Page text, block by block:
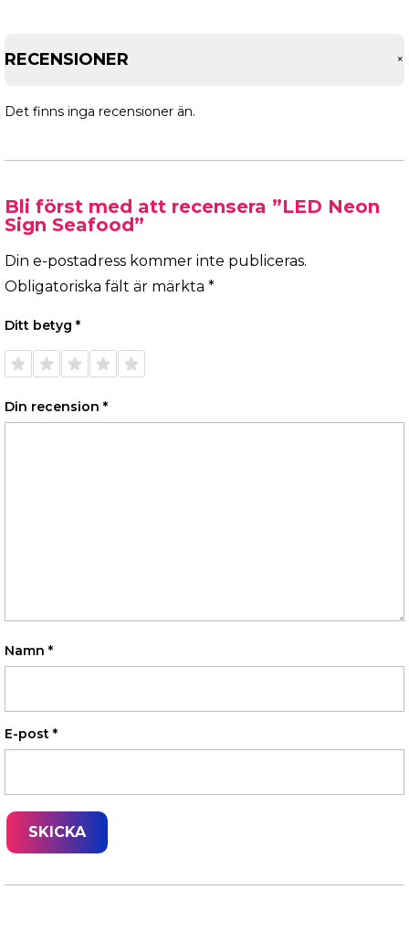
RECENSIONER +
Det finns inga recensioner än.
Bli först med att recensera ”LED Neon
Sign Seafood”
Din e-postadress kommer inte publiceras.
Obligatoriska fält är märkta *
Ditt betyg *
1 av 5
stjärnor
2 av 5
stjärnor
3 av 5
stjärnor
4 av 5
stjärnor
5 av 5
stjärnor
Din recension *
Namn *
E-post *